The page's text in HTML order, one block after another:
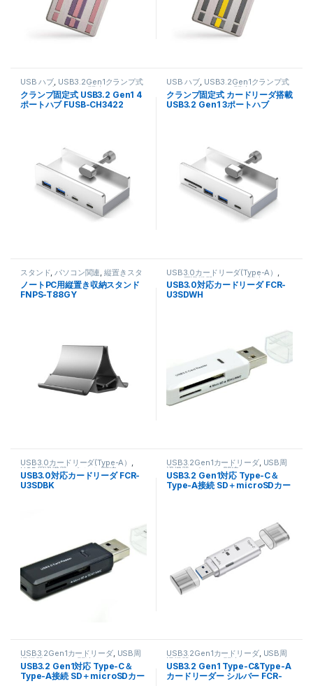
USB ハブ, USB3.2Gen1クランプ式
USB ハブ,パソコン関連
クランプ固定式 USB3.2 Gen1 4
ポートハブ FUSB-CH3422
USB ハブ, USB3.2Gen1クランプ式
USB ハブ,パソコン関連
クランプ固定式 カードリーダ搭載
USB3.2 Gen1 3ポートハブ
スタンド パソコン関連 ,縦置きスタ
ンド
ノートPC用縦置き収納スタンド
FNPS-T88GY
USB3.0カードリーダ(Type-A）
USB周辺機器, パソコン関連
USB3.0対応カードリーダ FCR-
U3SDWH
USB3.0カードリーダ(Type-A） ,
USB周辺機器, パソコン関連
USB3.0対応カードリーダ FCR-
U3SDBK
USB3.2Gen1カードリーダ, USB周
辺機器 ,パソコン関連
USB3.2 Gen1対応 Type-C＆
Type-A接続 SD＋microSDカー
USB3.2Gen1カードリーダ, USB周
辺機器 ,パソコン関連
USB3.2 Gen1対応 Type-C＆
Type-A接続 SD＋microSDカー
USB3.2Gen1カードリーダ, USB周
辺機器 ,パソコン関連
USB3.2 Gen1 Type-C&Type-A
カードリーダー シルバー FCR-